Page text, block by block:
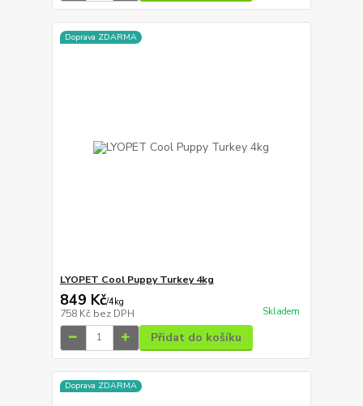
Doprava ZDARMA
LYOPET Cool Puppy Turkey 4kg
849 Kč/4kg
758 Kč bez DPH Skladem
Přidat do košíku
Doprava ZDARMA